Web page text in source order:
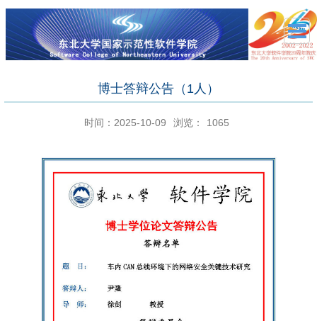
博士答辩公告（1人）
时间：2025-10-09 浏览： 1065